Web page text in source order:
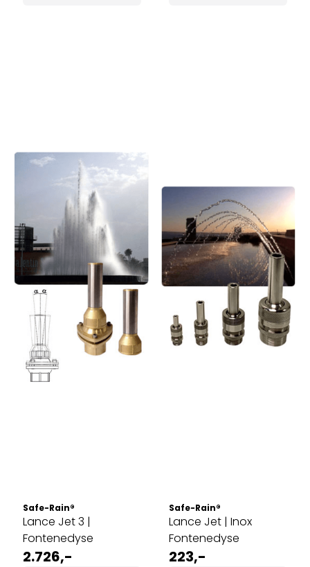
Safe-Rain®
Lance Jet 3 |
Fontenedyse
2.726,-
Safe-Rain®
Lance Jet | Inox
Fontenedyse
223,-